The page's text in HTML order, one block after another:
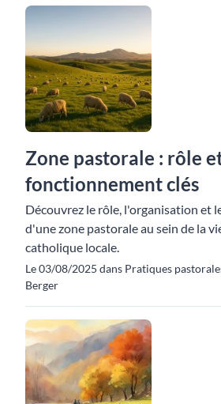
Zone pastorale : rôle
fonctionnement clés
Découvrez le rôle, l'organisation et
d'une zone pastorale au sein de la
catholique locale.
Le 03/08/2025 dans Pratiques
Berger